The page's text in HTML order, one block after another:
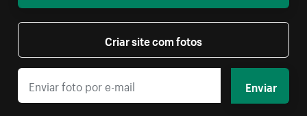
Criar site com fotos
Enviar